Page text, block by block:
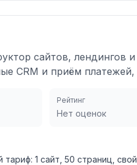
сайтов, лендингов
CRM и приём
Рейтинг
Нет оценок
1 сайт, 50 страниц,